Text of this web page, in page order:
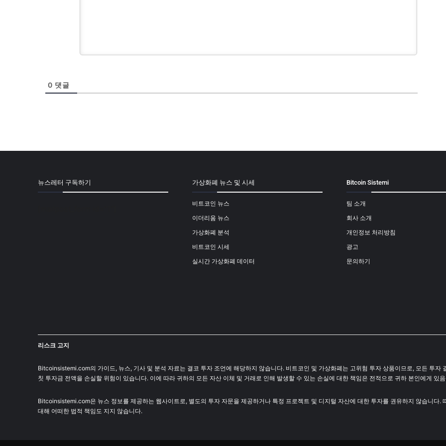
0 댓글
뉴스레터 구독하기 가상화폐 뉴스 및 시세
비트코인 뉴스
이더리움 뉴스
가상화폐 분석
비트코인 시세
실시간 가상화폐 데이터
Bitcoin Sistemi
팀 소개
회사 소개
개인정보 처리방침
광고
문의하기
리스크 고지
Bitcoinsistemi.com의 가이드, 뉴스, 기사 및 분석 자료는 결코 투자 조언에 해당하지 않습니다. 비트코인 및 가상화폐는 고위험 투자 상품이므로, 모든 투
칫 투자금 전액을 손실할 위험이 있습니다. 이에 따라 귀하의 모든 자산 이체 및 거래로 인해 발생할 수 있는 손실에 대한 책임은 전적으로 귀하 본인에게 있
Bitcoinsistemi.com은 뉴스 정보를 제공하는 웹사이트로, 별도의 투자 자문을 제공하거나 특정 프로젝트 및 디지털 자산에 대한 투자를 권유하지 않습니다
대해 어떠한 법적 책임도 지지 않습니다.